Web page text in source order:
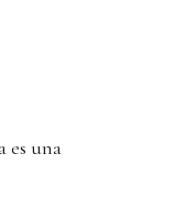
es una